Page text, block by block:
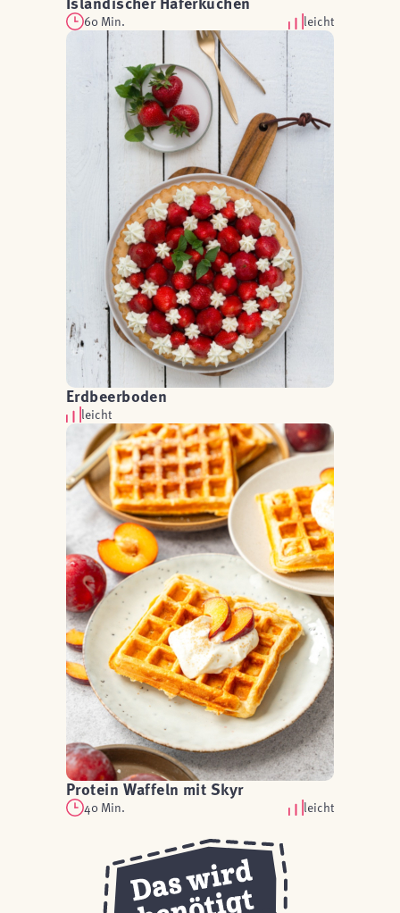
60 Min. leicht
Erdbeerboden
leicht
Protein Waffeln mit Skyr
40 Min. leicht